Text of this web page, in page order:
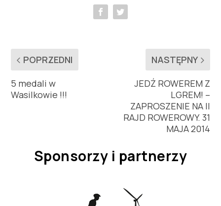
POPRZEDNI
5 medali w
Wasilkowie !!!
NASTĘPNY
JEDŹ ROWEREM Z
LGREM! –
ZAPROSZENIE NA II
RAJD ROWEROWY. 31
MAJA 2014
Sponsorzy i partnerzy